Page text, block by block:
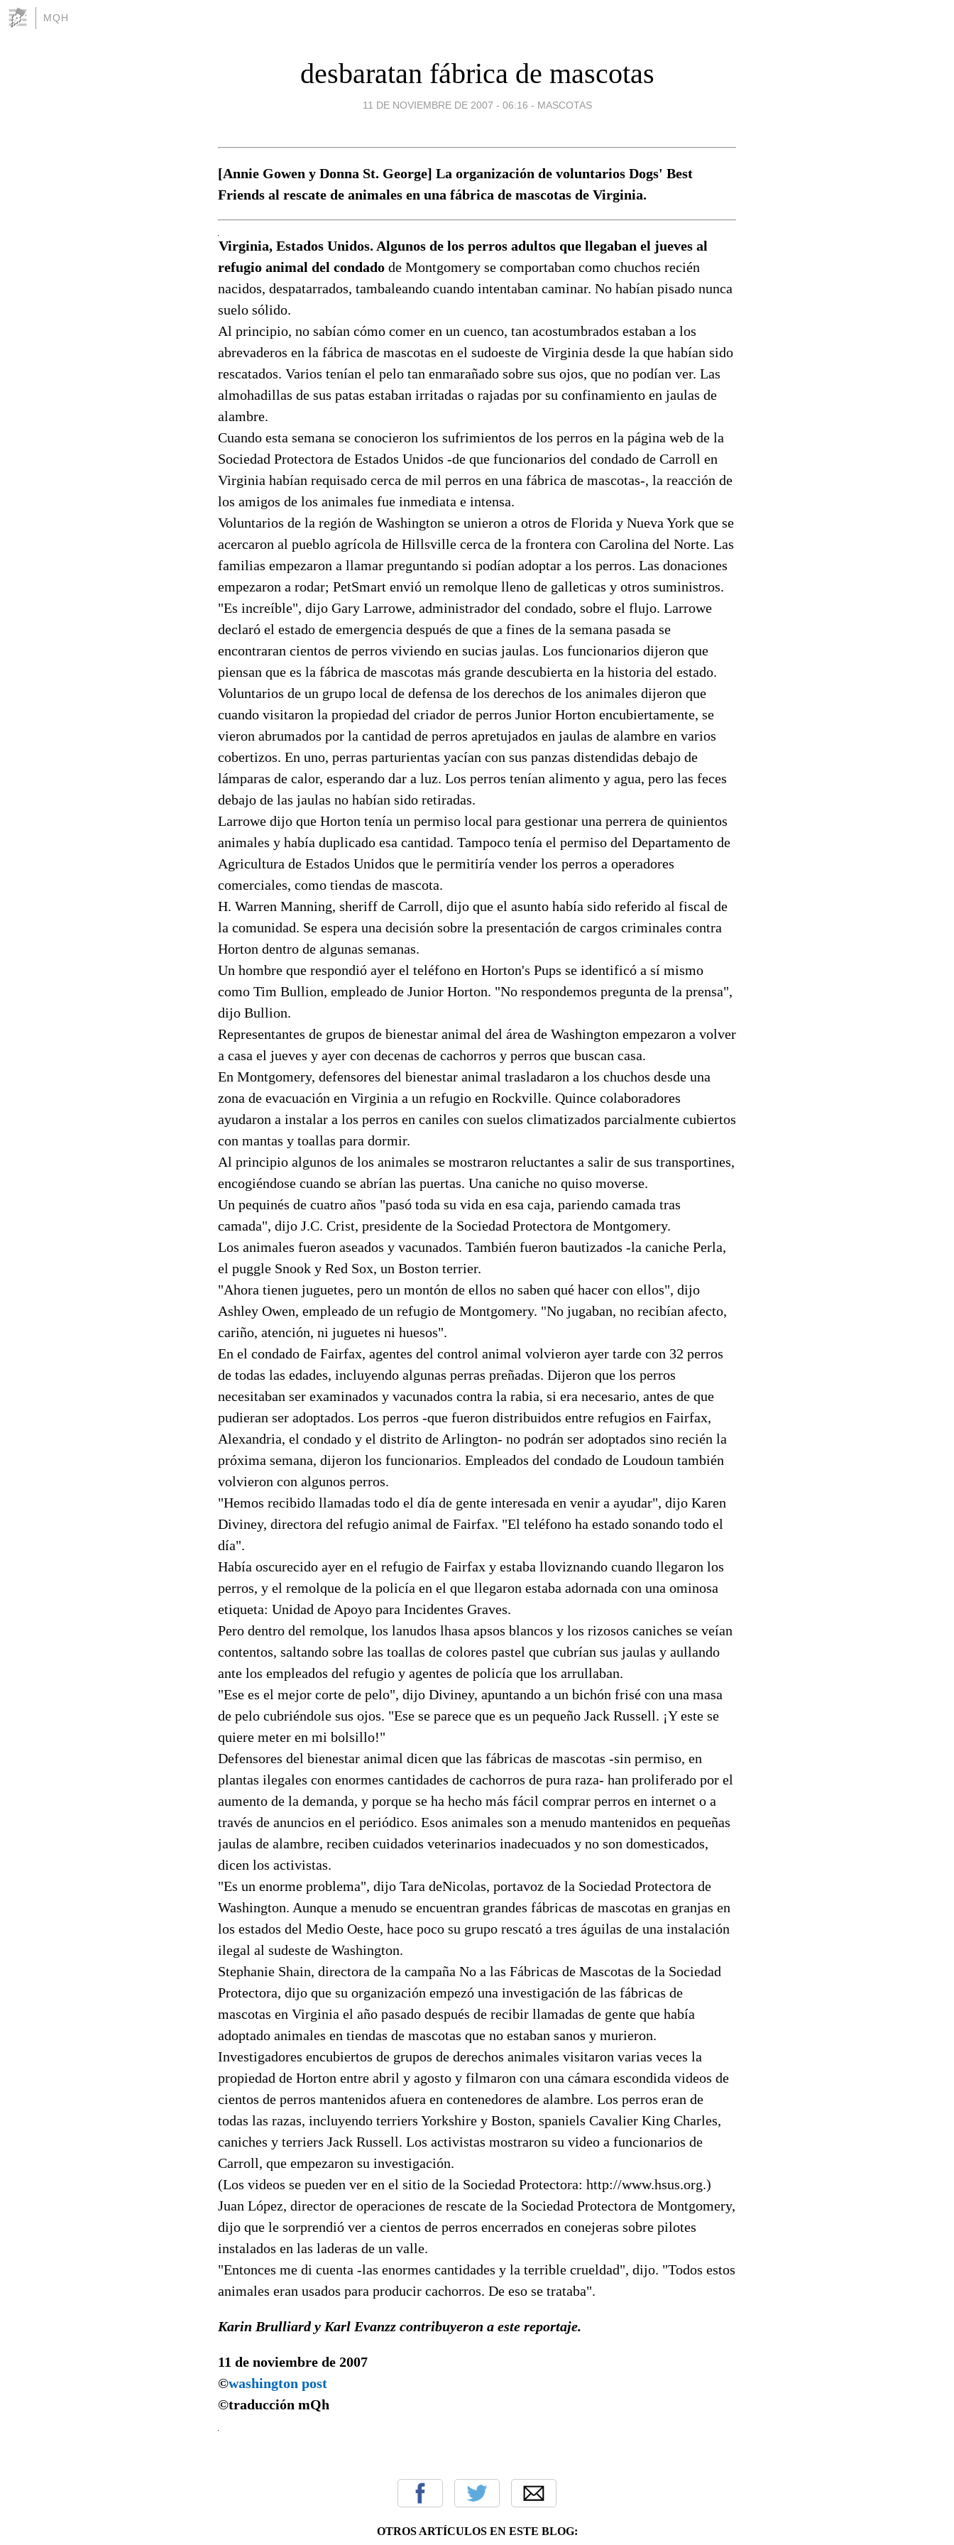
MQH
desbaratan fábrica de mascotas
11 DE NOVIEMBRE DE 2007 - 06:16 - MASCOTAS
[Annie Gowen y Donna St. George] La organización de voluntarios Dogs' Best
Friends al rescate de animales en una fábrica de mascotas de Virginia.
Virginia, Estados Unidos. Algunos de los perros adultos que llegaban el jueves al
refugio animal del condado de Montgomery se comportaban como chuchos recién
nacidos, despatarrados, tambaleando cuando intentaban caminar. No habían pisado nunca
suelo sólido.
Al principio, no sabían cómo comer en un cuenco, tan acostumbrados estaban a los
abrevaderos en la fábrica de mascotas en el sudoeste de Virginia desde la que habían sido
rescatados. Varios tenían el pelo tan enmarañado sobre sus ojos, que no podían ver. Las
almohadillas de sus patas estaban irritadas o rajadas por su confinamiento en jaulas de
alambre.
Cuando esta semana se conocieron los sufrimientos de los perros en la página web de la
Sociedad Protectora de Estados Unidos -de que funcionarios del condado de Carroll en
Virginia habían requisado cerca de mil perros en una fábrica de mascotas-, la reacción de
los amigos de los animales fue inmediata e intensa.
Voluntarios de la región de Washington se unieron a otros de Florida y Nueva York que se
acercaron al pueblo agrícola de Hillsville cerca de la frontera con Carolina del Norte. Las
familias empezaron a llamar preguntando si podían adoptar a los perros. Las donaciones
empezaron a rodar; PetSmart envió un remolque lleno de galleticas y otros suministros.
"Es increíble", dijo Gary Larrowe, administrador del condado, sobre el flujo. Larrowe
declaró el estado de emergencia después de que a fines de la semana pasada se
encontraran cientos de perros viviendo en sucias jaulas. Los funcionarios dijeron que
piensan que es la fábrica de mascotas más grande descubierta en la historia del estado.
Voluntarios de un grupo local de defensa de los derechos de los animales dijeron que
cuando visitaron la propiedad del criador de perros Junior Horton encubiertamente, se
vieron abrumados por la cantidad de perros apretujados en jaulas de alambre en varios
cobertizos. En uno, perras parturientas yacían con sus panzas distendidas debajo de
lámparas de calor, esperando dar a luz. Los perros tenían alimento y agua, pero las feces
debajo de las jaulas no habían sido retiradas.
Larrowe dijo que Horton tenía un permiso local para gestionar una perrera de quinientos
animales y había duplicado esa cantidad. Tampoco tenía el permiso del Departamento de
Agricultura de Estados Unidos que le permitiría vender los perros a operadores
comerciales, como tiendas de mascota.
H. Warren Manning, sheriff de Carroll, dijo que el asunto había sido referido al fiscal de
la comunidad. Se espera una decisión sobre la presentación de cargos criminales contra
Horton dentro de algunas semanas.
Un hombre que respondió ayer el teléfono en Horton's Pups se identificó a sí mismo
como Tim Bullion, empleado de Junior Horton. "No respondemos pregunta de la prensa",
dijo Bullion.
Representantes de grupos de bienestar animal del área de Washington empezaron a volver
a casa el jueves y ayer con decenas de cachorros y perros que buscan casa.
En Montgomery, defensores del bienestar animal trasladaron a los chuchos desde una
zona de evacuación en Virginia a un refugio en Rockville. Quince colaboradores
ayudaron a instalar a los perros en caniles con suelos climatizados parcialmente cubiertos
con mantas y toallas para dormir.
Al principio algunos de los animales se mostraron reluctantes a salir de sus transportines,
encogiéndose cuando se abrían las puertas. Una caniche no quiso moverse.
Un pequinés de cuatro años "pasó toda su vida en esa caja, pariendo camada tras
camada", dijo J.C. Crist, presidente de la Sociedad Protectora de Montgomery.
Los animales fueron aseados y vacunados. También fueron bautizados -la caniche Perla,
el puggle Snook y Red Sox, un Boston terrier.
"Ahora tienen juguetes, pero un montón de ellos no saben qué hacer con ellos", dijo
Ashley Owen, empleado de un refugio de Montgomery. "No jugaban, no recibían afecto,
cariño, atención, ni juguetes ni huesos".
En el condado de Fairfax, agentes del control animal volvieron ayer tarde con 32 perros
de todas las edades, incluyendo algunas perras preñadas. Dijeron que los perros
necesitaban ser examinados y vacunados contra la rabia, si era necesario, antes de que
pudieran ser adoptados. Los perros -que fueron distribuidos entre refugios en Fairfax,
Alexandria, el condado y el distrito de Arlington- no podrán ser adoptados sino recién la
próxima semana, dijeron los funcionarios. Empleados del condado de Loudoun también
volvieron con algunos perros.
"Hemos recibido llamadas todo el día de gente interesada en venir a ayudar", dijo Karen
Diviney, directora del refugio animal de Fairfax. "El teléfono ha estado sonando todo el
día".
Había oscurecido ayer en el refugio de Fairfax y estaba lloviznando cuando llegaron los
perros, y el remolque de la policía en el que llegaron estaba adornada con una ominosa
etiqueta: Unidad de Apoyo para Incidentes Graves.
Pero dentro del remolque, los lanudos lhasa apsos blancos y los rizosos caniches se veían
contentos, saltando sobre las toallas de colores pastel que cubrían sus jaulas y aullando
ante los empleados del refugio y agentes de policía que los arrullaban.
"Ese es el mejor corte de pelo", dijo Diviney, apuntando a un bichón frisé con una masa
de pelo cubriéndole sus ojos. "Ese se parece que es un pequeño Jack Russell. ¡Y este se
quiere meter en mi bolsillo!"
Defensores del bienestar animal dicen que las fábricas de mascotas -sin permiso, en
plantas ilegales con enormes cantidades de cachorros de pura raza- han proliferado por el
aumento de la demanda, y porque se ha hecho más fácil comprar perros en internet o a
través de anuncios en el periódico. Esos animales son a menudo mantenidos en pequeñas
jaulas de alambre, reciben cuidados veterinarios inadecuados y no son domesticados,
dicen los activistas.
"Es un enorme problema", dijo Tara deNicolas, portavoz de la Sociedad Protectora de
Washington. Aunque a menudo se encuentran grandes fábricas de mascotas en granjas en
los estados del Medio Oeste, hace poco su grupo rescató a tres águilas de una instalación
ilegal al sudeste de Washington.
Stephanie Shain, directora de la campaña No a las Fábricas de Mascotas de la Sociedad
Protectora, dijo que su organización empezó una investigación de las fábricas de
mascotas en Virginia el año pasado después de recibir llamadas de gente que había
adoptado animales en tiendas de mascotas que no estaban sanos y murieron.
Investigadores encubiertos de grupos de derechos animales visitaron varias veces la
propiedad de Horton entre abril y agosto y filmaron con una cámara escondida videos de
cientos de perros mantenidos afuera en contenedores de alambre. Los perros eran de
todas las razas, incluyendo terriers Yorkshire y Boston, spaniels Cavalier King Charles,
caniches y terriers Jack Russell. Los activistas mostraron su video a funcionarios de
Carroll, que empezaron su investigación.
(Los videos se pueden ver en el sitio de la Sociedad Protectora: http://www.hsus.org.)
Juan López, director de operaciones de rescate de la Sociedad Protectora de Montgomery,
dijo que le sorprendió ver a cientos de perros encerrados en conejeras sobre pilotes
instalados en las laderas de un valle.
"Entonces me di cuenta -las enormes cantidades y la terrible crueldad", dijo. "Todos estos
animales eran usados para producir cachorros. De eso se trataba".
Karin Brulliard y Karl Evanzz contribuyeron a este reportaje.
11 de noviembre de 2007
©washington post
©traducción mQh
OTROS ARTÍCULOS EN ESTE BLOG: